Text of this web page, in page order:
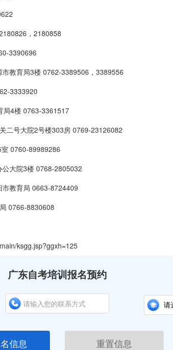
，2180858
3390696
教育局3楼 0762-3389506，3389556
3333920
4楼 0763-3361517
号大院2号楼303房 0769-23126082
0760-89989286
大院3楼 0768-2805032
教育局 0663-8724409
0766-8830608
ksgg.jsp?ggxh=125
广东自考培训报名预约
信息 重置信息